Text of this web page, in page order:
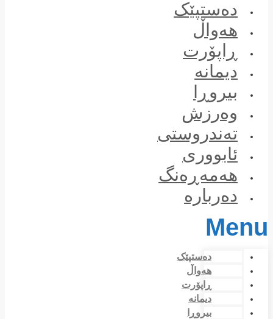
دەستپێک
هەواڵ
ڕاپۆرت
دیمانە
بیروڕا
وەرزش
تەندروستی
ئابووری
هەمەڕەنگ
دەربارە
Menu
دەستپێک
هەواڵ
ڕاپۆرت
دیمانە
بیروڕا